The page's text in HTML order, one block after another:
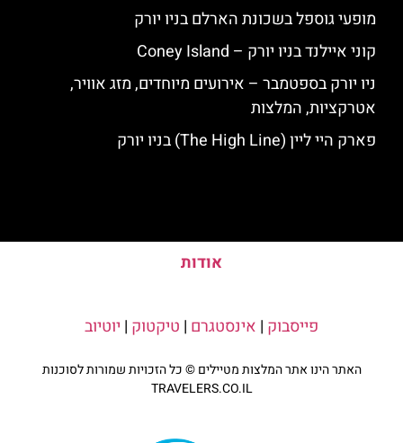
מופעי גוספל בשכונת הארלם בניו יורק
קוני איילנד בניו יורק – Coney Island
ניו יורק בספטמבר – אירועים מיוחדים, מזג אוויר,
אטרקציות, המלצות
פארק היי ליין (The High Line) בניו יורק
אודות
פייסבוק | אינסטגרם | טיקטוק | יוטיוב
האתר הינו אתר המלצות מטיילים © כל הזכויות שמורות לסוכנות
TRAVELERS.CO.IL